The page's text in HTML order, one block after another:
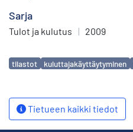
Sarja
Tulot ja kulutus | 2009
Avainsanat
tilastot kuluttajakäyttäytyminen
Tietueen kaikki tiedot